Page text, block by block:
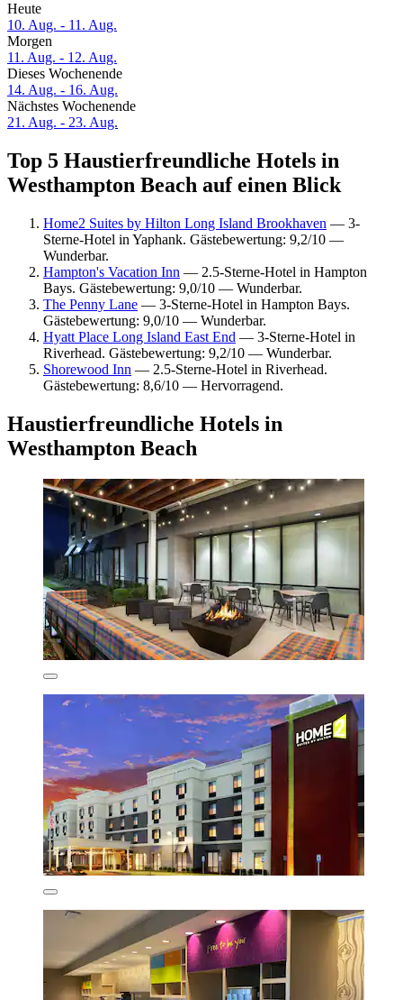
Heute
10. Aug. - 11. Aug.
Morgen
11. Aug. - 12. Aug.
Dieses Wochenende
14. Aug. - 16. Aug.
Nächstes Wochenende
21. Aug. - 23. Aug.
Top 5 Haustierfreundliche Hotels in
Westhampton Beach auf einen Blick
Home2 Suites by Hilton Long Island Brookhaven — 3-
Sterne-Hotel in Yaphank. Gästebewertung: 9,2/10 —
Wunderbar.
Hampton's Vacation Inn — 2.5-Sterne-Hotel in Hampton
Bays. Gästebewertung: 9,0/10 — Wunderbar.
The Penny Lane — 3-Sterne-Hotel in Hampton Bays.
Gästebewertung: 9,0/10 — Wunderbar.
Hyatt Place Long Island East End — 3-Sterne-Hotel in
Riverhead. Gästebewertung: 9,2/10 — Wunderbar.
Shorewood Inn — 2.5-Sterne-Hotel in Riverhead.
Gästebewertung: 8,6/10 — Hervorragend.
Haustierfreundliche Hotels in
Westhampton Beach